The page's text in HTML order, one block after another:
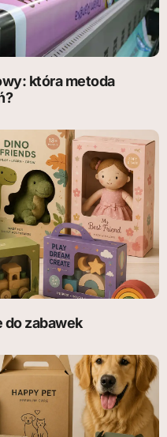
która metoda
do zabawek